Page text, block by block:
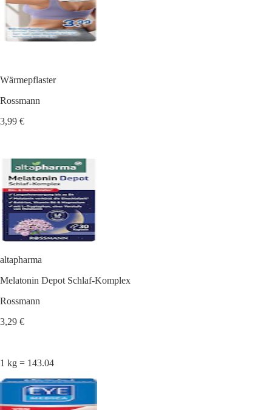
Wärmepflaster
Rossmann
3,99 €
altapharma
Melatonin Depot Schlaf-Komplex
Rossmann
3,29 €
1 kg = 143.04